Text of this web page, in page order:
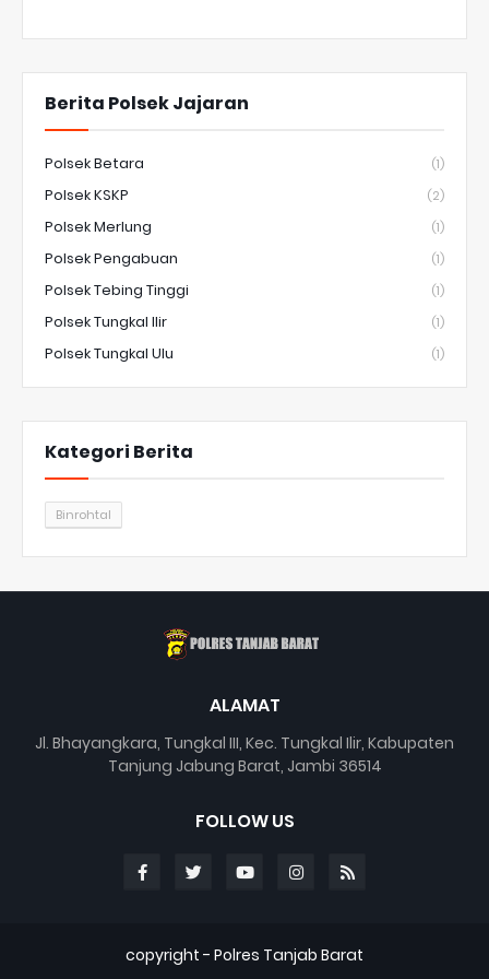
Berita Polsek Jajaran
Polsek Betara (1)
Polsek KSKP (2)
Polsek Merlung (1)
Polsek Pengabuan (1)
Polsek Tebing Tinggi (1)
Polsek Tungkal Ilir (1)
Polsek Tungkal Ulu (1)
Kategori Berita
Binrohtal
ALAMAT
Jl. Bhayangkara, Tungkal III, Kec. Tungkal Ilir, Kabupaten
Tanjung Jabung Barat, Jambi 36514
FOLLOW US
copyright - Polres Tanjab Barat